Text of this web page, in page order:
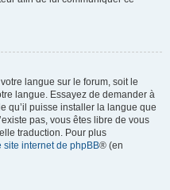
langue sur le forum, soit le
langue. Essayez de demander à
qu’il puisse installer la langue que
pas, vous êtes libre de vous
traduction. Pour plus
site internet de phpBB® (en